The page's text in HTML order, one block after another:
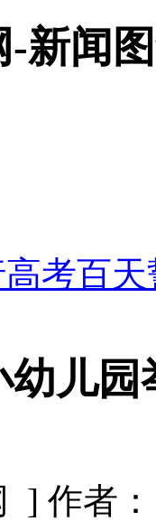
-新闻
考百
儿
] 作者：